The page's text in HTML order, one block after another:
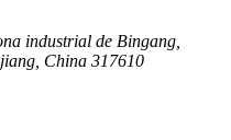
industrial de Bingang,
China 317610